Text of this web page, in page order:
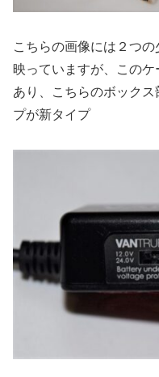
こちらの画像には２つ
映っていますが、この
あり、こちらのボック
プが新タイプ